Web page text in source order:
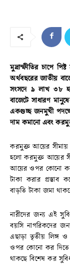
মুদ্রাস্ফীতির চাপে
অর্থবছরের জাতীয়
সংসদে ৯ লাখ ৩৮
বাজেটে সাধারণ
একগুচ্ছ জনমুখী
দাম কমানো এবং
করমুক্ত আয়ের সীমায়
হলো করমুক্ত আয়ের
আয়ের ওপর কোনো কর
টাকা করার প্রস্তাব
বাড়তি টাকা জমা
নারীদের জন্য এই
বয়সি নাগরিকদের
এছাড়া তৃতীয় লিঙ্গ ও
ওপর কোনো কর দিতে
থাকছে বিশেষ কর